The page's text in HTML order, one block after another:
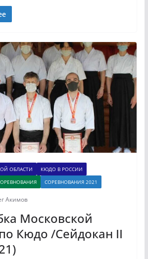
ОБЛАСТИ
КЮДО В РОССИИ
СОРЕВНОВАНИЯ 2021
Акимов
Московской
Кюдо /Сейдокан II